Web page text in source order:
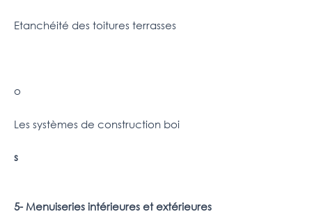
Etanchéité des toitures terrasses
o
Les systèmes de construction boi
s
5- Menuiseries intérieures et extérieures